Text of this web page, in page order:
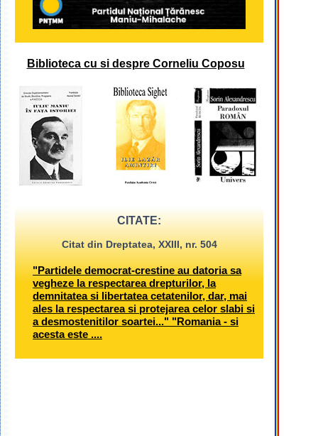
Biblioteca cu si despre Corneliu Coposu
CITATE:
Citat din Dreptatea, XXIII, nr. 504
"Partidele democrat-crestine au datoria sa
vegheze la respectarea drepturilor, la
demnitatea si libertatea cetatenilor, dar, mai
ales la respectarea si protejarea celor slabi si
a desmostenitilor soartei..." "Romania - si
acesta este ....